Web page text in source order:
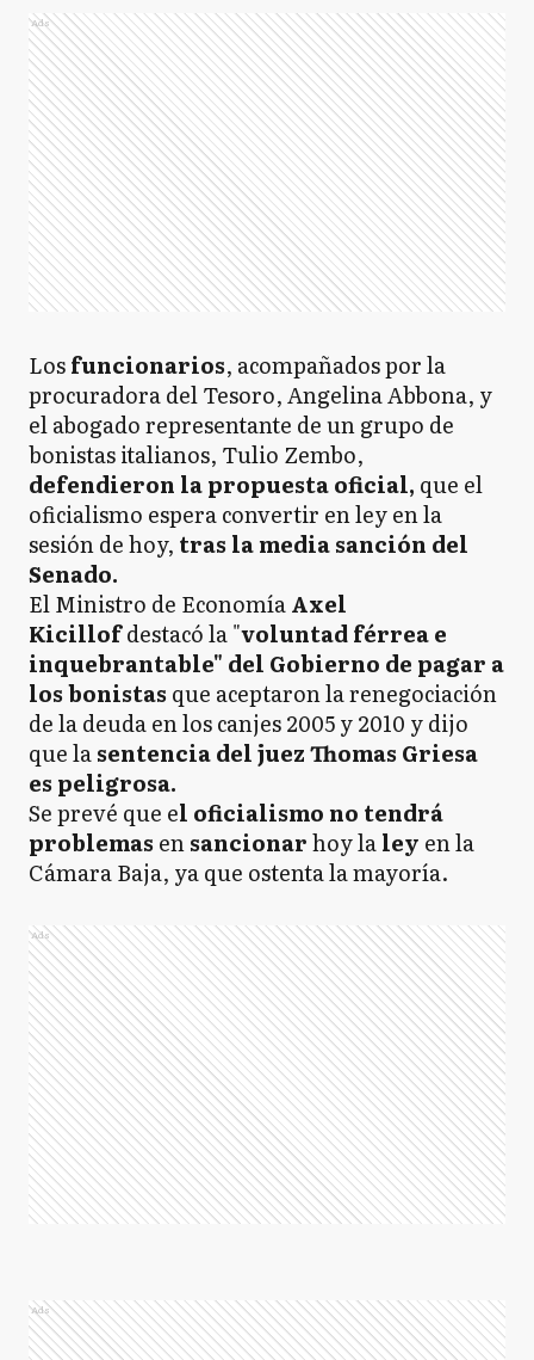
Ads
Losfuncionarios, acompañados por la
procuradora del Tesoro, Angelina Abbona, y
el abogado representante de un grupo de
bonistas italianos, Tulio Zembo,
defendieron la propuesta oficial, que el
oficialismo espera convertir en ley en la
sesión de hoy, tras la media sanción del
Senado.
El Ministro de EconomíaAxel
Kicillofdestacó la "voluntad férrea e
inquebrantable" del Gobierno de pagar a
los bonistas que aceptaron la renegociación
de la deuda en los canjes 2005 y 2010 y dijo
que lasentencia del juez Thomas Griesa
es peligrosa.
Se prevé que el oficialismo no tendrá
problemas ensancionarhoy laley en la
Cámara Baja, ya que ostenta la mayoría.
Ads
Ads